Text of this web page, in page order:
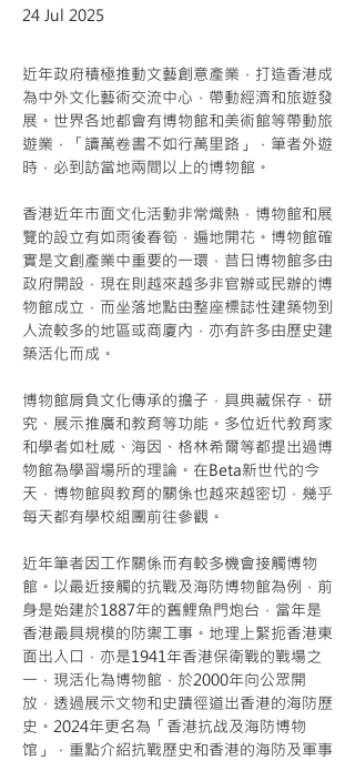
24 Jul 2025
近年政府積極推動文藝創意產業，打造香港成
為中外文化藝術交流中心，帶動經濟和旅遊發
展。世界各地都會有博物館和美術館等帶動旅
遊業，「讀萬卷書不如行萬里路」，筆者外遊
時，必到訪當地兩間以上的博物館。
香港近年市面文化活動非常熾熱，博物館和展
覽的設立有如雨後春筍，遍地開花。博物館確
實是文創產業中重要的一環，昔日博物館多由
政府開設，現在則越來越多非官辦或民辦的博
物館成立，而坐落地點由整座標誌性建築物到
人流較多的地區或商廈內，亦有許多由歷史建
築活化而成。
博物館肩負文化傳承的擔子，具典藏保存、研
究、展示推廣和教育等功能。多位近代教育家
和學者如杜威、海因、格林希爾等都提出過博
物館為學習場所的理論。在Beta新世代的今
天，博物館與教育的關係也越來越密切，幾乎
每天都有學校組團前往參觀。
近年筆者因工作關係而有較多機會接觸博物
館。以最近接觸的抗戰及海防博物館為例，前
身是始建於1887年的舊鯉魚門炮台，當年是
香港最具規模的防禦工事。地理上緊扼香港東
面出入口，亦是1941年香港保衛戰的戰場之
一，現活化為博物館，於2000年向公眾開
放，透過展示文物和史蹟徑道出香港的海防歷
史。2024年更名為「香港抗战及海防博物
馆」，重點介紹抗戰歷史和香港的海防及軍事